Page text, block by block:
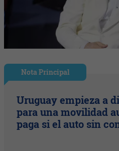
Nota Principal
Uruguay empieza a
para una movilidad
paga si el auto sin